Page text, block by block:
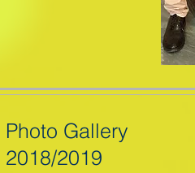
Photo Gallery
2018/2019